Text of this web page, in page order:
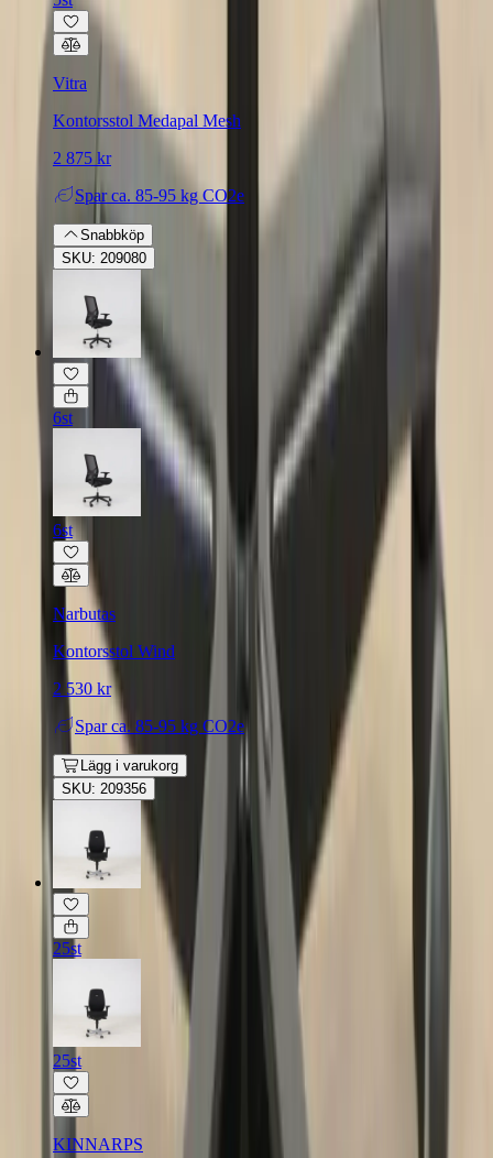
Vitra
Kontorsstol Medapal Mesh
2 875 kr
Spar ca. 85-95 kg CO2e
Snabbköp
SKU: 209080
6st
6st
Narbutas
Kontorsstol Wind
2 530 kr
Spar ca. 85-95 kg CO2e
Lägg i varukorg
SKU: 209356
25st
25st
KINNARPS